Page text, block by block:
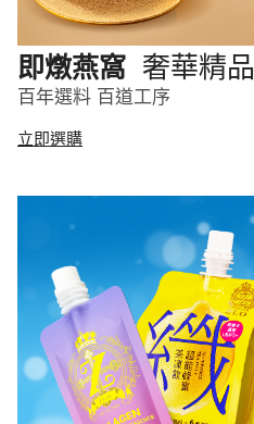
即燉燕窩 奢華精品
百年選料 百道工序
立即選購